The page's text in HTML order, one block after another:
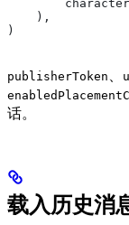
    ),
)
publisherToken
话。
载入历史消